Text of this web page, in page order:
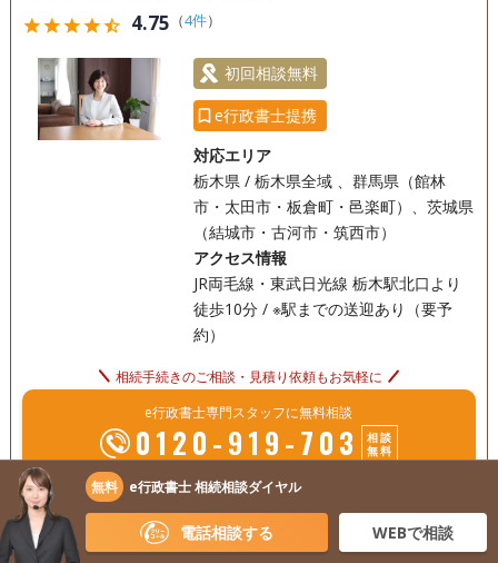
starstarstarstarstar_half 4.75 （4件）
初回相談無料
e行政書士提携
対応エリア
栃木県 / 栃木県全域 、群馬県（館林
市・太田市・板倉町・邑楽町）、茨城県
（結城市・古河市・筑西市）
アクセス情報
JR両毛線・東武日光線 栃木駅北口より
徒歩10分 / ※駅までの送迎あり（要予
約）
相続手続きのご相談・見積り依頼もお気軽に
e行政書士専門スタッフに無料相談
0120-919-703
相談
無料
1.〔経験豊富な専門家ネットワーク〕 常にお客様の立場に立
ち、難しい手続き・相続相談もわかりやすいご説明ができる
無料 e行政書士 相続相談ダイヤル
電話相談する WEBで相談